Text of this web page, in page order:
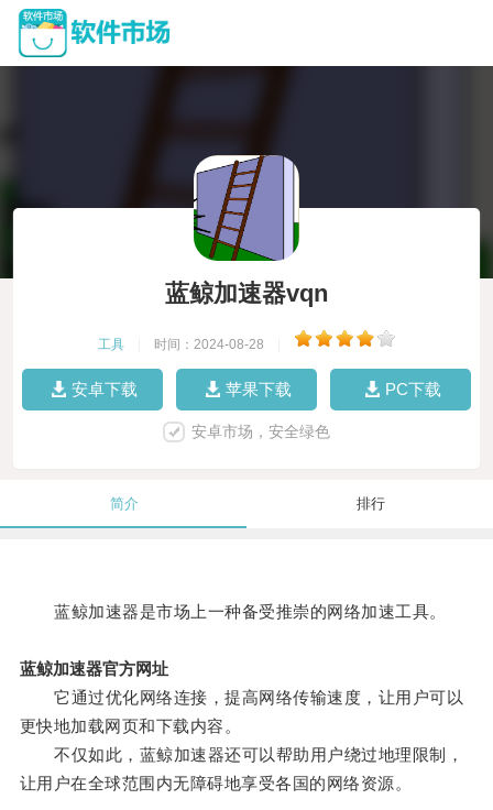
蓝鲸加速器vqn
工具 时间：2024-08-28
安卓下载 苹果下载 PC下载
安卓市场，安全绿色
简介 排行
蓝鲸加速器是市场上一种备受推崇的网络加速工具。
蓝鲸加速器官方网址
它通过优化网络连接，提高网络传输速度，让用户可以
更快地加载网页和下载内容。
不仅如此，蓝鲸加速器还可以帮助用户绕过地理限制，
让用户在全球范围内无障碍地享受各国的网络资源。